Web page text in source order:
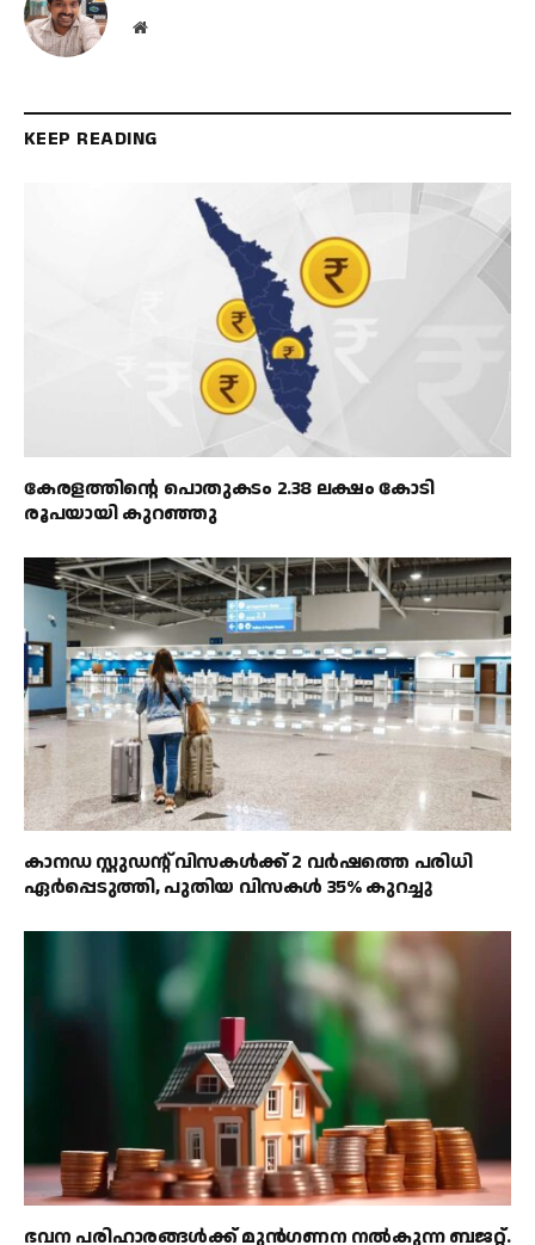
Website
KEEP READING
കേരളത്തിൻ്റെ പൊതുകടം 2.38 ലക്ഷം കോടി
രൂപയായി കുറഞ്ഞു
കാനഡ സ്റ്റുഡന്റ് വിസകൾക്ക് 2 വർഷത്തെ പരിധി
ഏർപ്പെടുത്തി, പുതിയ വിസകൾ 35% കുറച്ചു
ഭവന പരിഹാരങ്ങൾക്ക് മുൻഗണന നൽകുന്ന ബജറ്റ്.